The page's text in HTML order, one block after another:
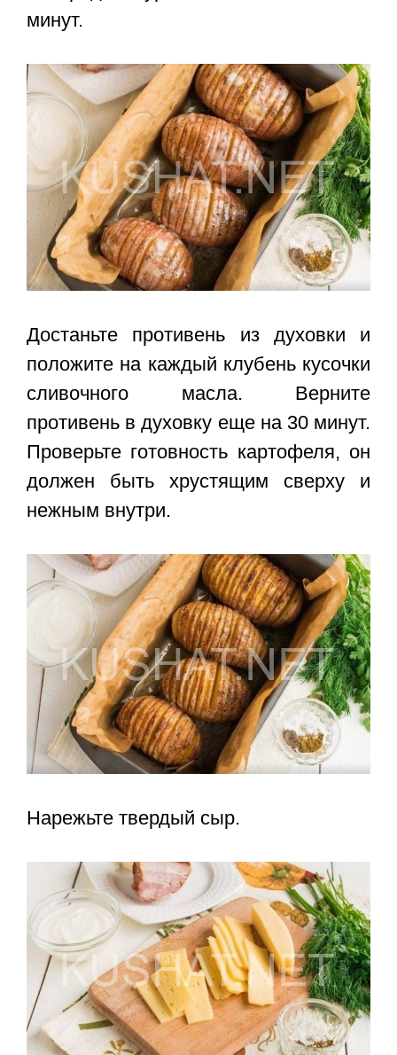
минут.
Достаньте противень из духовки и
положите на каждый клубень кусочки
сливочного масла. Верните
противень в духовку еще на 30 минут.
Проверьте готовность картофеля, он
должен быть хрустящим сверху и
нежным внутри.
Нарежьте твердый сыр.